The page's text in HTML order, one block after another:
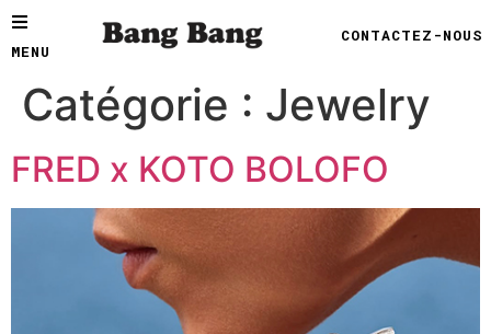
MENU
CONTACTEZ-NOUS
Catégorie : Jewelry
FRED x KOTO BOLOFO